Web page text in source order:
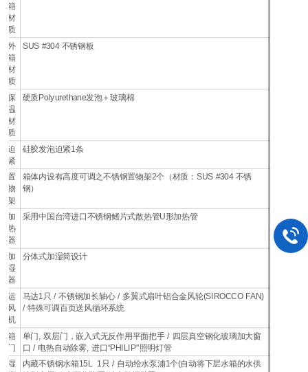
箱
材
质
外
箱
材
质
SUS #304 不锈钢板
保
温
材
质
硬质Polyurethane发泡＋玻璃棉
迫
紧
硅胶发泡迫紧1条
置
物
架
箱体内设有高度可调之不锈钢置物架2个（材质：SUS #304 不锈
钢）
加
热
器
采用中国台湾进口不锈钢鳍片式散热管U形加热管
加
湿
器
分体式加湿筒设计
运
风
机
马达1只 / 不锈钢加长轴心 / 多翼式扇叶铝合金风轮(SIROCCO FAN)
/ 特殊可调百页送风循环系统
箱
门
单门, 双层门，嵌入式无反作用平面把手 / 四层真空钢化玻璃加大窗
口 / 电热自动除雾, 进口“PHILIP"照明灯管
湿
内藏不锈钢水箱15L 1只 / 自动给水泵浦1个(自动将下层水箱的水供